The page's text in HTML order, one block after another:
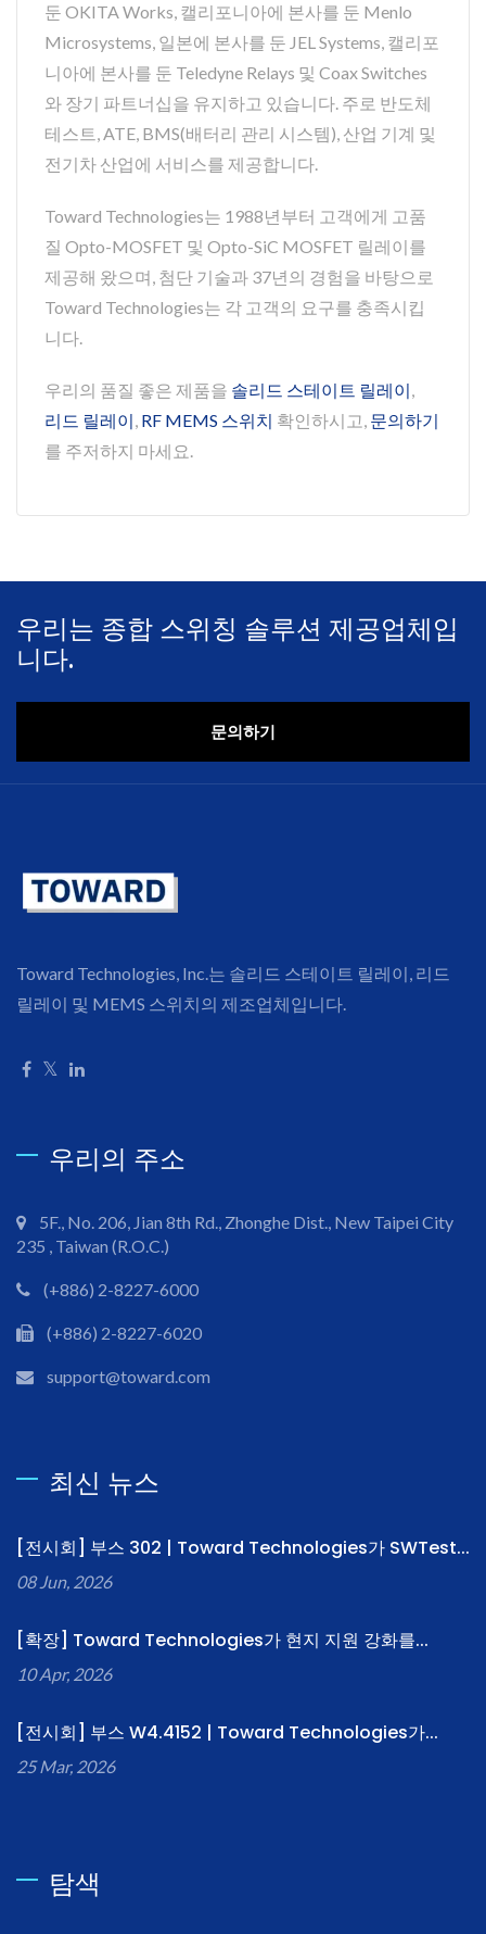
둔 OKITA Works, 캘리포니아에 본사를 둔 Menlo
Microsystems, 일본에 본사를 둔 JEL Systems, 캘리포
니아에 본사를 둔 Teledyne Relays 및 Coax Switches
와 장기 파트너십을 유지하고 있습니다. 주로 반도체
테스트, ATE, BMS(배터리 관리 시스템), 산업 기계 및
전기차 산업에 서비스를 제공합니다.
Toward Technologies는 1988년부터 고객에게 고품
질 Opto-MOSFET 및 Opto-SiC MOSFET 릴레이를
제공해 왔으며, 첨단 기술과 37년의 경험을 바탕으로
Toward Technologies는 각 고객의 요구를 충족시킵
니다.
우리의 품질 좋은 제품을 솔리드 스테이트 릴레이,
리드 릴레이, RF MEMS 스위치 확인하시고, 문의하기
를 주저하지 마세요.
우리는 종합 스위칭 솔루션 제공업체입
니다.
문의하기
Toward Technologies, Inc.는 솔리드 스테이트 릴레이, 리드
릴레이 및 MEMS 스위치의 제조업체입니다.
우리의 주소
5F., No. 206, Jian 8th Rd., Zhonghe Dist., New Taipei City
235 , Taiwan (R.O.C.)
(+886) 2-8227-6000
(+886) 2-8227-6020
support@toward.com
최신 뉴스
[전시회] 부스 302 | Toward Technologies가 SWTest...
08 Jun, 2026
[확장] Toward Technologies가 현지 지원 강화를...
10 Apr, 2026
[전시회] 부스 W4.4152 | Toward Technologies가...
25 Mar, 2026
탐색